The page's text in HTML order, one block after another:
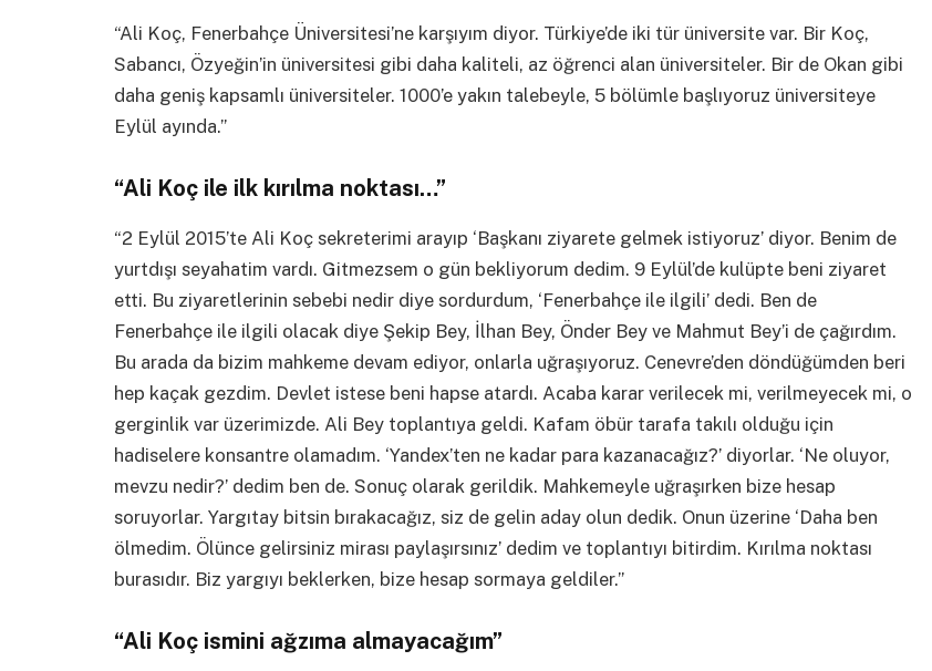
“Ali Koç, Fenerbahçe Üniversitesi’ne karşıyım diyor. Türkiye’de iki tür üniversite var. Bir Koç,
Sabancı, Özyeğin’in üniversitesi gibi daha kaliteli, az öğrenci alan üniversiteler. Bir de Okan gibi
daha geniş kapsamlı üniversiteler. 1000’e yakın talebeyle, 5 bölümle başlıyoruz üniversiteye
Eylül ayında.”
“Ali Koç ile ilk kırılma noktası…”
“2 Eylül 2015’te Ali Koç sekreterimi arayıp ‘Başkanı ziyarete gelmek istiyoruz’ diyor. Benim de
yurtdışı seyahatim vardı. Gitmezsem o gün bekliyorum dedim. 9 Eylül’de kulüpte beni ziyaret
etti. Bu ziyaretlerinin sebebi nedir diye sordurdum, ‘Fenerbahçe ile ilgili’ dedi. Ben de
Fenerbahçe ile ilgili olacak diye Şekip Bey, İlhan Bey, Önder Bey ve Mahmut Bey’i de çağırdım.
Bu arada da bizim mahkeme devam ediyor, onlarla uğraşıyoruz. Cenevre’den döndüğümden beri
hep kaçak gezdim. Devlet istese beni hapse atardı. Acaba karar verilecek mi, verilmeyecek mi, o
gerginlik var üzerimizde. Ali Bey toplantıya geldi. Kafam öbür tarafa takılı olduğu için
hadiselere konsantre olamadım. ‘Yandex’ten ne kadar para kazanacağız?’ diyorlar. ‘Ne oluyor,
mevzu nedir?’ dedim ben de. Sonuç olarak gerildik. Mahkemeyle uğraşırken bize hesap
soruyorlar. Yargıtay bitsin bırakacağız, siz de gelin aday olun dedik. Onun üzerine ‘Daha ben
ölmedim. Ölünce gelirsiniz mirası paylaşırsınız’ dedim ve toplantıyı bitirdim. Kırılma noktası
burasıdır. Biz yargıyı beklerken, bize hesap sormaya geldiler.”
“Ali Koç ismini ağzıma almayacağım”